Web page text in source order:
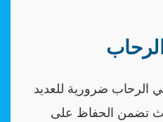
الرحاب ضرورية للعديد
تضمن الحفاظ على